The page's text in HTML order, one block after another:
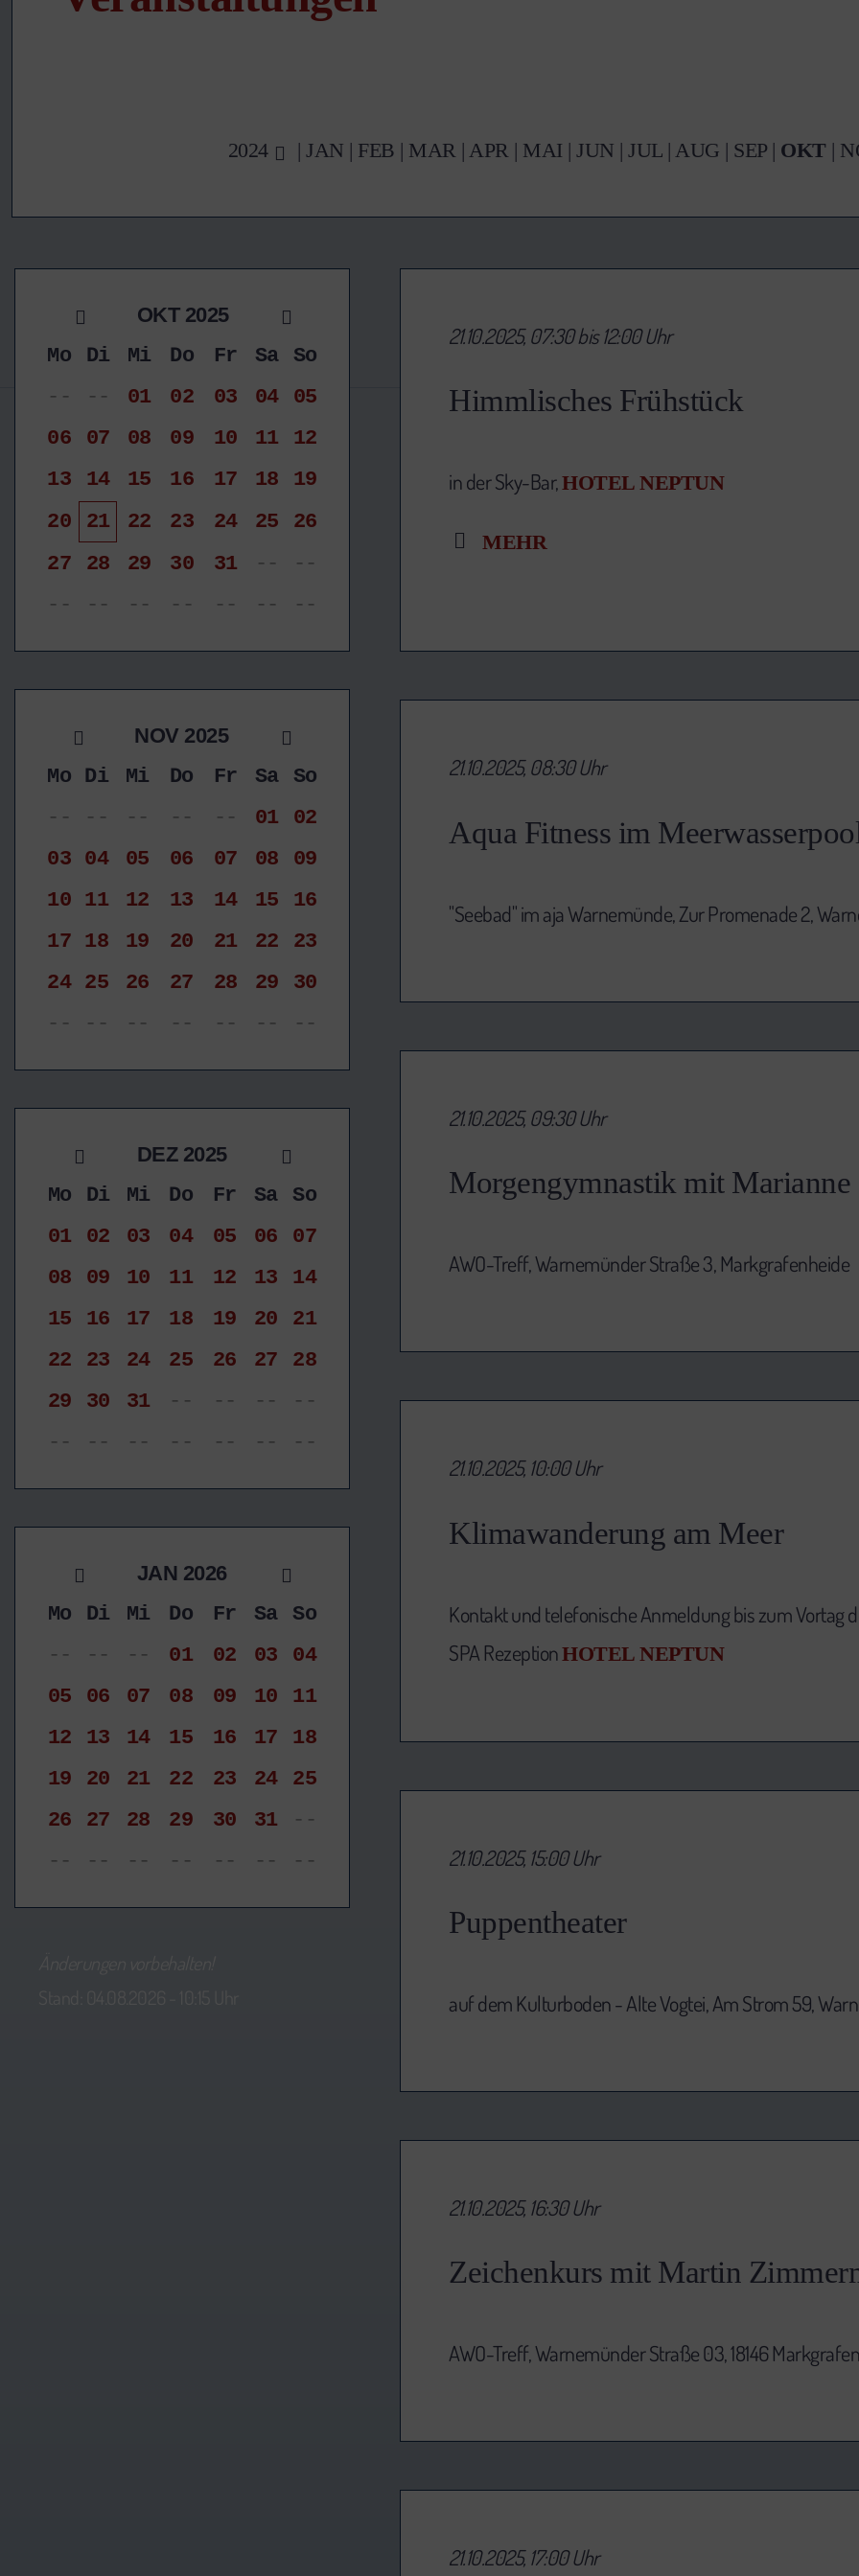
2024 | JAN | FEB | MAR| APR| MAI | JUN | JUL| AUG | SEP| OKT |
OKT 2025
Mo
Di Mi Do Fr Sa
So
--
-- 01 02 03 04
05
06
07 08 09 10 11
12
13
14 15 16 17 18
19
20
21 22 23 24 25
26
27
28 29 30 31 --
--
--
-- -- -- -- -- --
NOV 2025
Mo Di Mi Do Fr Sa
So
--
-- -- -- -- 01
02
03 04 05 06 07 08
09
10 11 12 13 14 15
16
17 18 19 20 21 22
23
24 25 26 27 28 29
30
--
-- -- -- -- -- --
DEZ 2025
Mo
Di Mi Do Fr Sa
So
01
02 03 04 05 06
07
08
09 10 11 12 13
14
15
16 17 18 19 20
21
22
23 24 25 26 27
28
29
30 31 -- -- --
--
--
-- -- -- -- -- --
JAN 2026
Mo
Di Mi Do Fr Sa
So
--
-- -- 01 02 03
04
05
06 07 08 09 10
11
12
13 14 15 16 17
18
19
20 21 22 23 24
25
26
27 28 29 30 31
--
--
-- -- -- -- -- --
Himmlisches Frühstück
21.10.2025, 07:30 bis 12:00 Uhr
in der Sky-Bar,HOTEL NEPTUN
MEHR
Aqua Fitness im
21.10.2025, 08:30 Uhr
"Seebad" im aja Warnemünde, Zur Promenade 2,
Morgengymnastik mit Marianne
21.10.2025, 09:30 Uhr
AWO-Treff, Warnemünder Straße 3, Markgrafenheide
Klimawanderung am Meer
21.10.2025, 10:00 Uhr
Kontakt und telefonische Anmeldung bis zum Vortag
SPA RezeptionHOTEL NEPTUN
Puppentheater
21.10.2025, 15:00 Uhr
auf dem Kulturboden - Alte Vogtei, Am Strom 59,
Zeichenkurs mit Martin
21.10.2025, 16:30 Uhr
AWO-Treff, Warnemünder Straße 03, 18146
21.10.2025, 17:00 Uhr